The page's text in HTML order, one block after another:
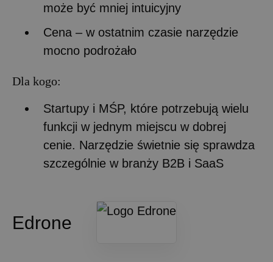
może być mniej intuicyjny
Cena – w ostatnim czasie narzędzie
mocno podrożało
Dla kogo:
Startupy i MŚP, które potrzebują wielu
funkcji w jednym miejscu w dobrej
cenie. Narzędzie świetnie się sprawdza
szczególnie w branży B2B i SaaS
Edrone